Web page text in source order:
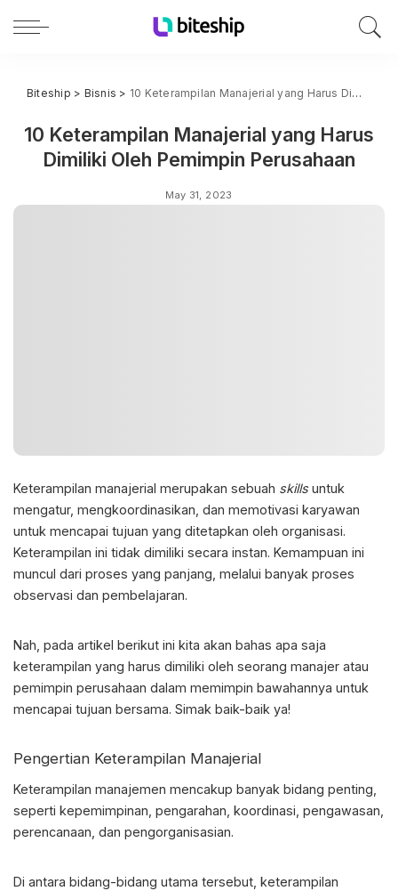
Biteship > Bisnis > 10 Keterampilan Manajerial yang Harus Dimiliki Oleh Pemimpin Perusahaan
10 Keterampilan Manajerial yang Harus
Dimiliki Oleh Pemimpin Perusahaan
May 31, 2023
Keterampilan manajerial merupakan sebuah skillsuntuk
mengatur, mengkoordinasikan, dan memotivasi karyawan
untuk mencapai tujuan yang ditetapkan oleh organisasi.
Keterampilan ini tidak dimiliki secara instan. Kemampuan ini
muncul dari proses yang panjang, melalui banyak proses
observasi dan pembelajaran.
Nah, pada artikel berikut ini kita akan bahas apa saja
keterampilan yang harus dimiliki oleh seorang manajer atau
pemimpin perusahaan dalam memimpin bawahannya untuk
mencapai tujuan bersama. Simak baik-baik ya!
Pengertian Keterampilan Manajerial
Keterampilan manajemen mencakup banyak bidang penting,
seperti kepemimpinan, pengarahan, koordinasi, pengawasan,
perencanaan, dan pengorganisasian.
Di antara bidang-bidang utama tersebut, keterampilan